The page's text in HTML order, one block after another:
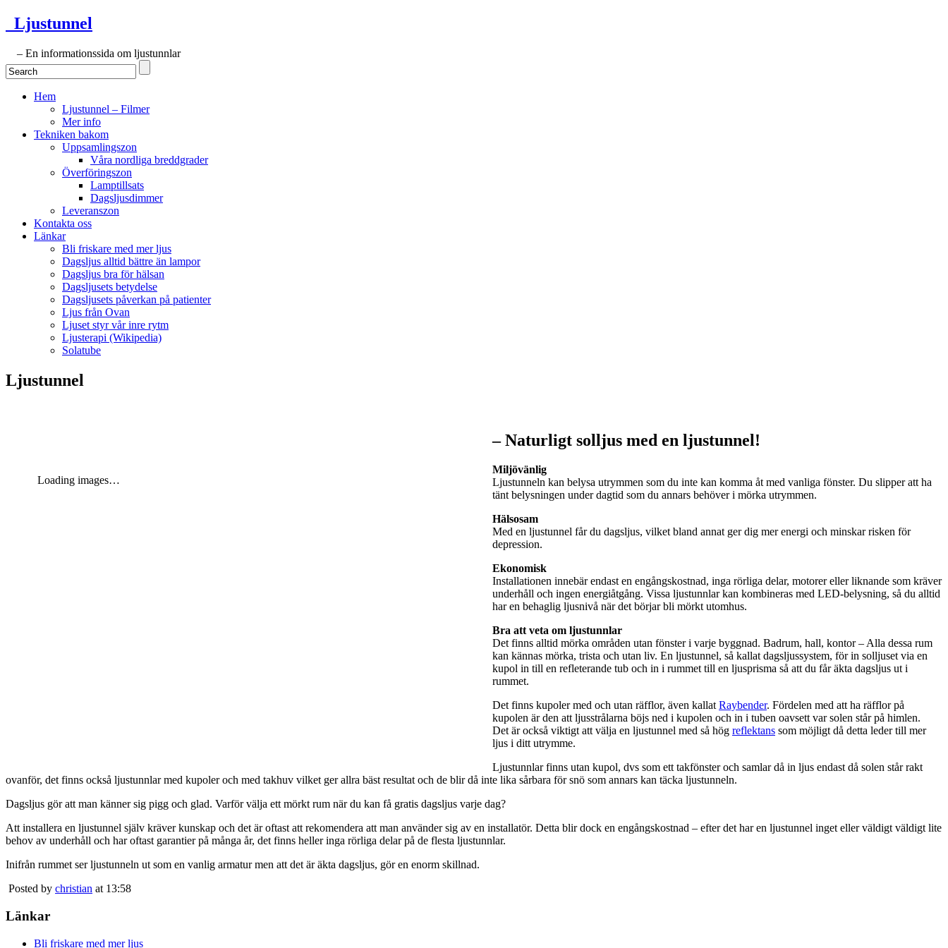
Ljustunnel
– En informationssida om ljustunnlar
Hem
Ljustunnel – Filmer
Mer info
Tekniken bakom
Uppsamlingszon
Våra nordliga breddgrader
Överföringszon
Lamptillsats
Dagsljusdimmer
Leveranszon
Kontakta oss
Länkar
Bli friskare med mer ljus
Dagsljus alltid bättre än lampor
Dagsljus bra för hälsan
Dagsljusets betydelse
Dagsljusets påverkan på patienter
Ljus från Ovan
Ljuset styr vår inre rytm
Ljusterapi (Wikipedia)
Solatube
Ljustunnel
Loading images…
– Naturligt solljus med en ljustunnel!
Miljövänlig
Ljustunneln kan belysa utrymmen som du inte kan komma åt med vanliga fönster. Du slipper att ha
tänt belysningen under dagtid som du annars behöver i mörka utrymmen.
Hälsosam
Med en ljustunnel får du dagsljus, vilket bland annat ger dig mer energi och minskar risken för
depression.
Ekonomisk
Installationen innebär endast en engångskostnad, inga rörliga delar, motorer eller liknande som kräver
underhåll och ingen energiåtgång. Vissa ljustunnlar kan kombineras med LED-belysning, så du alltid
har en behaglig ljusnivå när det börjar bli mörkt utomhus.
Bra att veta om ljustunnlar
Det finns alltid mörka områden utan fönster i varje byggnad. Badrum, hall, kontor – Alla dessa rum
kan kännas mörka, trista och utan liv. En ljustunnel, så kallat dagsljussystem, för in solljuset via en
kupol in till en refleterande tub och in i rummet till en ljusprisma så att du får äkta dagsljus ut i
rummet.
Det finns kupoler med och utan räfflor, även kallatRaybender. Fördelen med att ha räfflor på
kupolen är den att ljusstrålarna böjs ned i kupolen och in i tuben oavsett var solen står på himlen.
Det är också viktigt att välja en ljustunnel med så hög reflektans som möjligt då detta leder till mer
ljus i ditt utrymme.
Ljustunnlar finns utan kupol, dvs som ett takfönster och samlar då in ljus endast då solen står rakt
ovanför, det finns också ljustunnlar med kupoler och med takhuv vilket ger allra bäst resultat och de blir då inte lika sårbara för snö som annars kan täcka ljustunneln.
Dagsljus gör att man känner sig pigg och glad. Varför välja ett mörkt rum när du kan få gratis dagsljus varje dag?
Att installera en ljustunnel själv kräver kunskap och det är oftast att rekomendera att man använder sig av en installatör. Detta blir dock en engångskostnad – efter det har en ljustunnel inget eller väldigt väldigt lite
behov av underhåll och har oftast garantier på många år, det finns heller inga rörliga delar på de flesta ljustunnlar.
Inifrån rummet ser ljustunneln ut som en vanlig armatur men att det är äkta dagsljus, gör en enorm skillnad.
Posted by christian at 13:58
Länkar
Bli friskare med mer ljus